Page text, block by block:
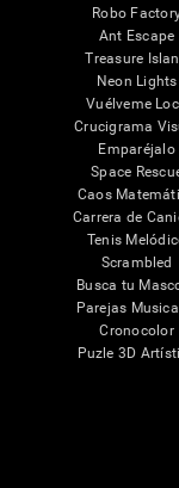
Robo
Ant Escape
Treasure
Neon Lights
Vuélveme
Crucigrama
Emparéjalo
Space
Caos
Carrera de
Tenis
Scrambled
Busca tu
Parejas
Cronocolor
Puzle 3D